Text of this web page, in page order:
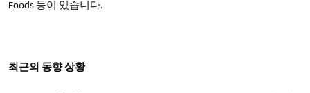
Foods 등이 있습니다.
최근의 동향 상황